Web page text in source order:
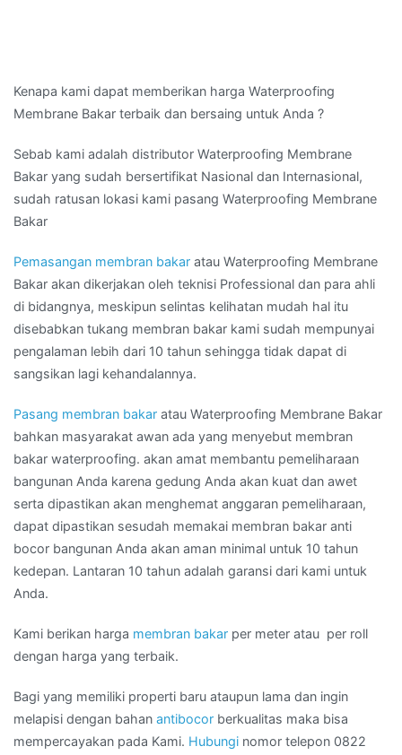
Kenapa kami dapat memberikan harga Waterproofing
Membrane Bakar terbaik dan bersaing untuk Anda ?
Sebab kami adalah distributor Waterproofing Membrane
Bakar yang sudah bersertifikat Nasional dan Internasional,
sudah ratusan lokasi kami pasang Waterproofing Membrane
Bakar
Pemasangan membran bakar atau Waterproofing Membrane
Bakar akan dikerjakan oleh teknisi Professional dan para ahli
di bidangnya, meskipun selintas kelihatan mudah hal itu
disebabkan tukang membran bakar kami sudah mempunyai
pengalaman lebih dari 10 tahun sehingga tidak dapat di
sangsikan lagi kehandalannya.
Pasang membran bakar atau Waterproofing Membrane Bakar
bahkan masyarakat awan ada yang menyebut membran
bakar waterproofing. akan amat membantu pemeliharaan
bangunan Anda karena gedung Anda akan kuat dan awet
serta dipastikan akan menghemat anggaran pemeliharaan,
dapat dipastikan sesudah memakai membran bakar anti
bocor bangunan Anda akan aman minimal untuk 10 tahun
kedepan. Lantaran 10 tahun adalah garansi dari kami untuk
Anda.
Kami berikan harga membran bakar per meter atau per roll
dengan harga yang terbaik.
Bagi yang memiliki properti baru ataupun lama dan ingin
melapisi dengan bahan antibocor berkualitas maka bisa
mempercayakan pada Kami. Hubungi nomor telepon 0822